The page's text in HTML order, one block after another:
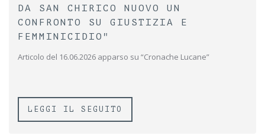
DA SAN CHIRICO NUOVO UN
CONFRONTO SU GIUSTIZIA E
FEMMINICIDIO"
Articolo del 16.06.2026 apparso su “Cronache Lucane”
LEGGI IL SEGUITO